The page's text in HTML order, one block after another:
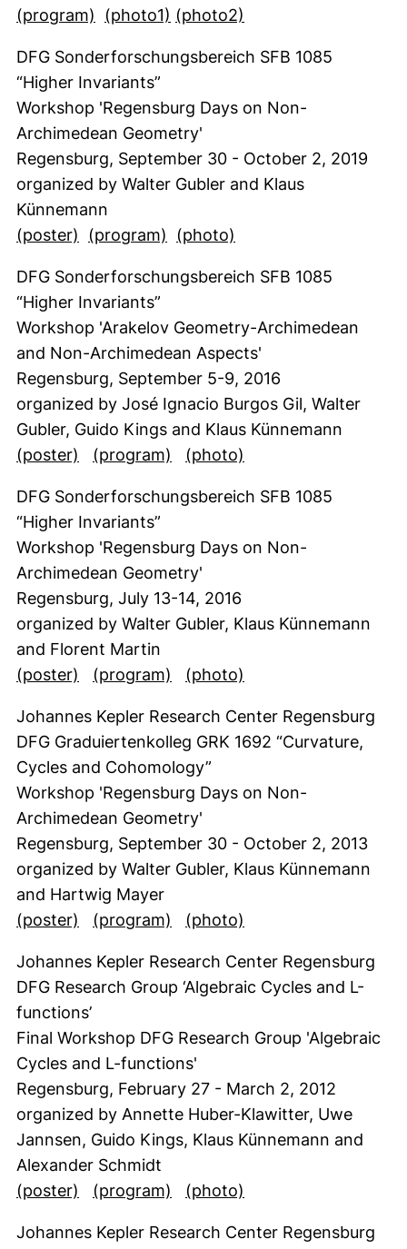
(program) (öffnet neues Fenster). (nicht
(photo1) (öffnet neues Fenster)
(photo2)
DFG Sonderforschungsbereich SFB 1085
“Higher Invariants”
Workshop 'Regensburg Days on Non-
Archimedean Geometry'
Regensburg, September 30 - October 2, 2019
organized by Walter Gubler and Klaus
Künnemann
(poster) (öffnet neues Fenster). (nicht barrierefrei)
(program) (öffnet neues Fenster). (nicht
(photo)
DFG Sonderforschungsbereich SFB 1085
“Higher Invariants”
Workshop 'Arakelov Geometry-Archimedean
and Non-Archimedean Aspects'
Regensburg, September 5-9, 2016
organized by José Ignacio Burgos Gil, Walter
Gubler, Guido Kings and Klaus Künnemann
(poster) (öffnet neues Fenster). (nicht barrierefrei)
(program) (öffnet neues Fenster).
(photo)
DFG Sonderforschungsbereich SFB 1085
“Higher Invariants”
Workshop 'Regensburg Days on Non-
Archimedean Geometry'
Regensburg, July 13-14, 2016
organized by Walter Gubler, Klaus Künnemann
and Florent Martin
(poster) (öffnet neues Fenster). (nicht barrierefrei)
(program) (öffnet neues Fenster).
(photo)
Johannes Kepler Research Center Regensburg
DFG Graduiertenkolleg GRK 1692 “Curvature,
Cycles and Cohomology”
Workshop 'Regensburg Days on Non-
Archimedean Geometry'
Regensburg, September 30 - October 2, 2013
organized by Walter Gubler, Klaus Künnemann
and Hartwig Mayer
(poster) (öffnet neues Fenster). (nicht barrierefrei)
(program) (öffnet neues Fenster).
(photo)
Johannes Kepler Research Center Regensburg
DFG Research Group ‘Algebraic Cycles and L-
functions’
Final Workshop DFG Research Group 'Algebraic
Cycles and L-functions'
Regensburg, February 27 - March 2, 2012
organized by Annette Huber-Klawitter, Uwe
Jannsen, Guido Kings, Klaus Künnemann and
Alexander Schmidt
(poster) (öffnet neues Fenster). (nicht barrierefrei)
(program) (öffnet neues Fenster).
(photo)
Johannes Kepler Research Center Regensburg